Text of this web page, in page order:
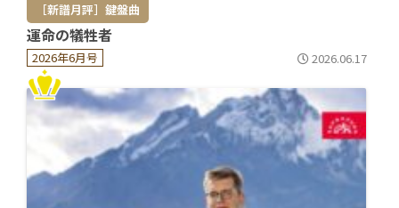
2026年6月号
［新譜月評］鍵盤曲
運命の犠牲者
2026.06.17